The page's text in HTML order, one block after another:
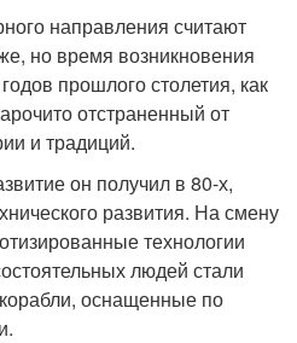
направления считают
но время возникновения
прошлого столетия, как
отстраненный от
и традиций.
он получил в 80-х,
развития. На смену
технологии
людей стали
оснащенные по